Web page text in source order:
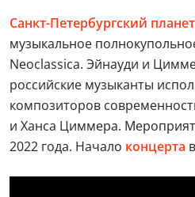
Санкт-Петербургский
музыкальное
Neoclassica. Эйнауди и
российские музыканты
композиторов
и Ханса Циммера.
2022 года. Начало концерта